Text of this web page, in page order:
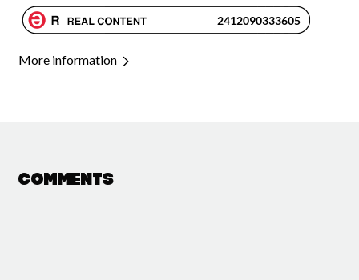
More information
Comments